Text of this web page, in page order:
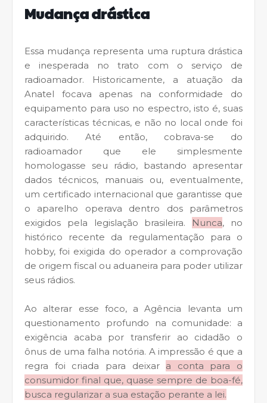
Mudança drástica
Essa mudança representa uma ruptura drástica
e inesperada no trato com o serviço de
radioamador. Historicamente, a atuação da
Anatel focava apenas na conformidade do
equipamento para uso no espectro, isto é, suas
características técnicas, e não no local onde foi
adquirido. Até então, cobrava-se do
radioamador que ele simplesmente
homologasse seu rádio, bastando apresentar
dados técnicos, manuais ou, eventualmente,
um certificado internacional que garantisse que
o aparelho operava dentro dos parâmetros
exigidos pela legislação brasileira. Nunca, no
histórico recente da regulamentação para o
hobby, foi exigida do operador a comprovação
de origem fiscal ou aduaneira para poder utilizar
seus rádios.
Ao alterar esse foco, a Agência levanta um
questionamento profundo na comunidade: a
exigência acaba por transferir ao cidadão o
ônus de uma falha notória. A impressão é que a
regra foi criada para deixar a conta para o
consumidor final que, quase sempre de boa-fé,
busca regularizar a sua estação perante a lei.